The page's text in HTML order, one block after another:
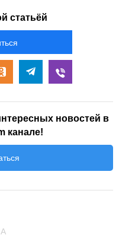
статьёй
новостей в
канале!